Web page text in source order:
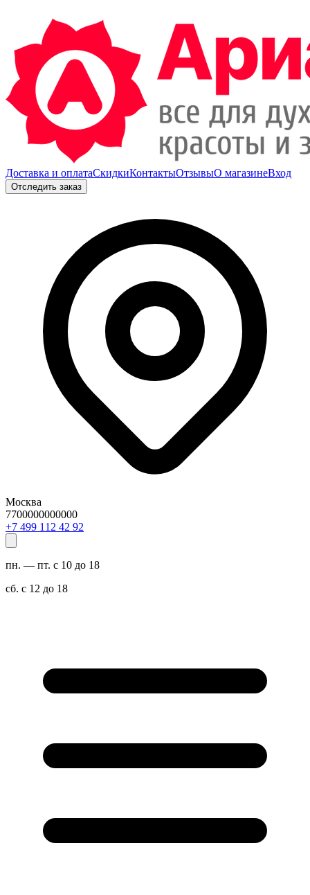
Доставка и оплатаСкидкиКонтактыОтзывыО магазинеВход
Отследить заказ
Москва
7700000000000
29 24 211 994 7+
пн. — пт. с 10 до 18
сб. с 12 до 18